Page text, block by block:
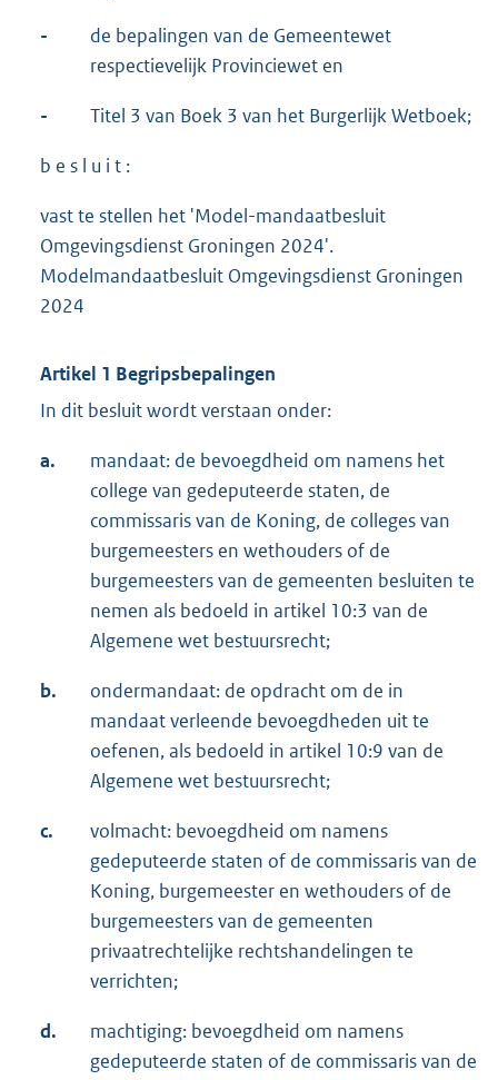
-
de bepalingen van de Gemeentewet
respectievelijk Provinciewet en
- Titel 3 van Boek 3 van het Burgerlijk Wetboek;
b e s l u i t :
vast te stellen het 'Model-mandaatbesluit
Omgevingsdienst Groningen 2024'.
Modelmandaatbesluit Omgevingsdienst Groningen
2024
Artikel 1 Begripsbepalingen
In dit besluit wordt verstaan onder:
a.
mandaat: de bevoegdheid om namens het
college van gedeputeerde staten, de
commissaris van de Koning, de colleges van
burgemeesters en wethouders of de
burgemeesters van de gemeenten besluiten te
nemen als bedoeld in artikel 10:3 van de
Algemene wet bestuursrecht;
b.
ondermandaat: de opdracht om de in
mandaat verleende bevoegdheden uit te
oefenen, als bedoeld in artikel 10:9 van de
Algemene wet bestuursrecht;
c.
volmacht: bevoegdheid om namens
gedeputeerde staten of de commissaris van de
Koning, burgemeester en wethouders of de
burgemeesters van de gemeenten
privaatrechtelijke rechtshandelingen te
verrichten;
d.
machtiging: bevoegdheid om namens
gedeputeerde staten of de commissaris van de